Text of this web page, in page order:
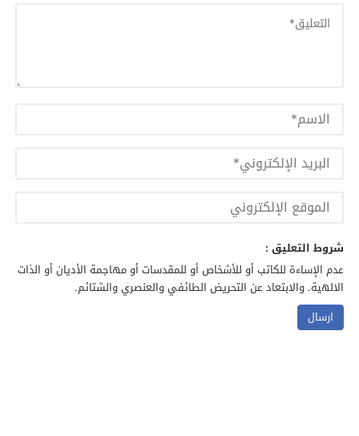
شروط التعليق :
عدم الإساءة للكاتب أو للأشخاص أو للمقدسات أو مهاجمة الأديان أو الذات
الالهية. والابتعاد عن التحريض الطائفي والعنصري والشتائم.